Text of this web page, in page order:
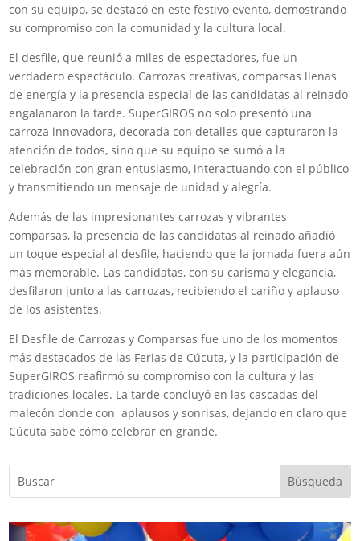
con su equipo, se destacó en este festivo evento, demostrando
su compromiso con la comunidad y la cultura local.
El desfile, que reunió a miles de espectadores, fue un
verdadero espectáculo. Carrozas creativas, comparsas llenas
de energía y la presencia especial de las candidatas al reinado
engalanaron la tarde. SuperGIROS no solo presentó una
carroza innovadora, decorada con detalles que capturaron la
atención de todos, sino que su equipo se sumó a la
celebración con gran entusiasmo, interactuando con el público
y transmitiendo un mensaje de unidad y alegría.
Además de las impresionantes carrozas y vibrantes
comparsas, la presencia de las candidatas al reinado añadió
un toque especial al desfile, haciendo que la jornada fuera aún
más memorable. Las candidatas, con su carisma y elegancia,
desfilaron junto a las carrozas, recibiendo el cariño y aplauso
de los asistentes.
El Desfile de Carrozas y Comparsas fue uno de los momentos
más destacados de las Ferias de Cúcuta, y la participación de
SuperGIROS reafirmó su compromiso con la cultura y las
tradiciones locales. La tarde concluyó en las cascadas del
malecón donde con aplausos y sonrisas, dejando en claro que
Cúcuta sabe cómo celebrar en grande.